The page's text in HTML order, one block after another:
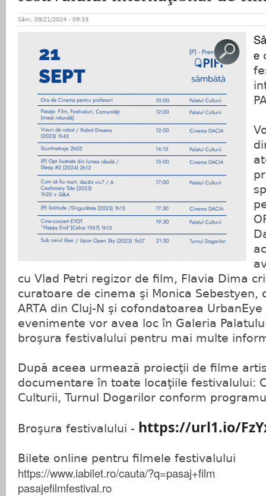
Sâm, 09/21/2024 - 09:33
e
cu Vlad Petri regizor de film, Flavia Dima
curatoare de cinema şi Monica Sebestyen,
ARTA din Cluj-N şi cofondatoarea
evenimente vor avea loc în Galeria
broşura festivalului pentru mai multe
După aceea urmează proiecţii de filme
documentare în toate locaţiile festivalului:
Culturii, Turnul Dogarilor conform
Broşura festivalului - https://url1.io/
Bilete online pentru filmele festivalului
https://www.iabilet.ro/cauta/?q=pasaj+film
pasajefilmfestival.ro